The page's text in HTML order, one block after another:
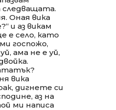
следващата.
Оная вика
и аз викам
е село, като
госпожо,
ама не е уй,
вика
дигнете си
аз на
ми написа